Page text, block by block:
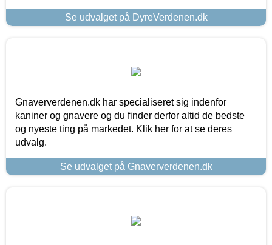
Se udvalget på DyreVerdenen.dk
Gnaververdenen.dk har specialiseret sig indenfor
kaniner og gnavere og du finder derfor altid de bedste
og nyeste ting på markedet. Klik her for at se deres
udvalg.
Se udvalget på Gnaververdenen.dk